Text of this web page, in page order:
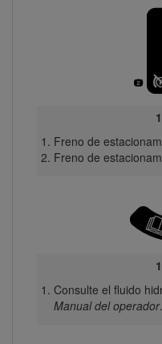
Freno de
Freno de
Consulte el fluido
Manual del operador.